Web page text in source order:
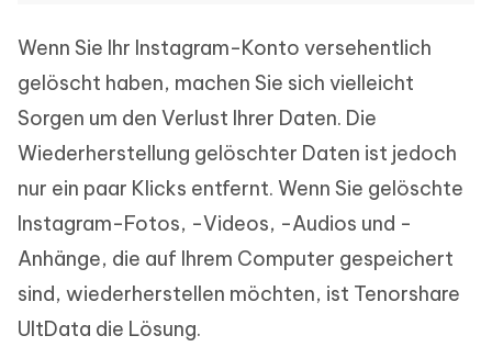
Wenn Sie Ihr Instagram-Konto versehentlich
gelöscht haben, machen Sie sich vielleicht
Sorgen um den Verlust Ihrer Daten. Die
Wiederherstellung gelöschter Daten ist jedoch
nur ein paar Klicks entfernt. Wenn Sie gelöschte
Instagram-Fotos, -Videos, -Audios und -
Anhänge, die auf Ihrem Computer gespeichert
sind, wiederherstellen möchten, ist Tenorshare
UltData die Lösung.